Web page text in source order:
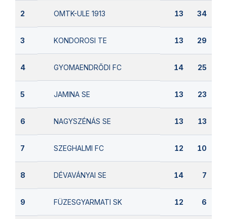
2 OMTK-ULE 1913 13 34
3 KONDOROSI TE 13 29
4 GYOMAENDRŐDI FC 14 25
5 JAMINA SE 13 23
6 NAGYSZÉNÁS SE 13 13
7 SZEGHALMI FC 12 10
8 DÉVAVÁNYAI SE 14 7
9 FÜZESGYARMATI SK 12 6